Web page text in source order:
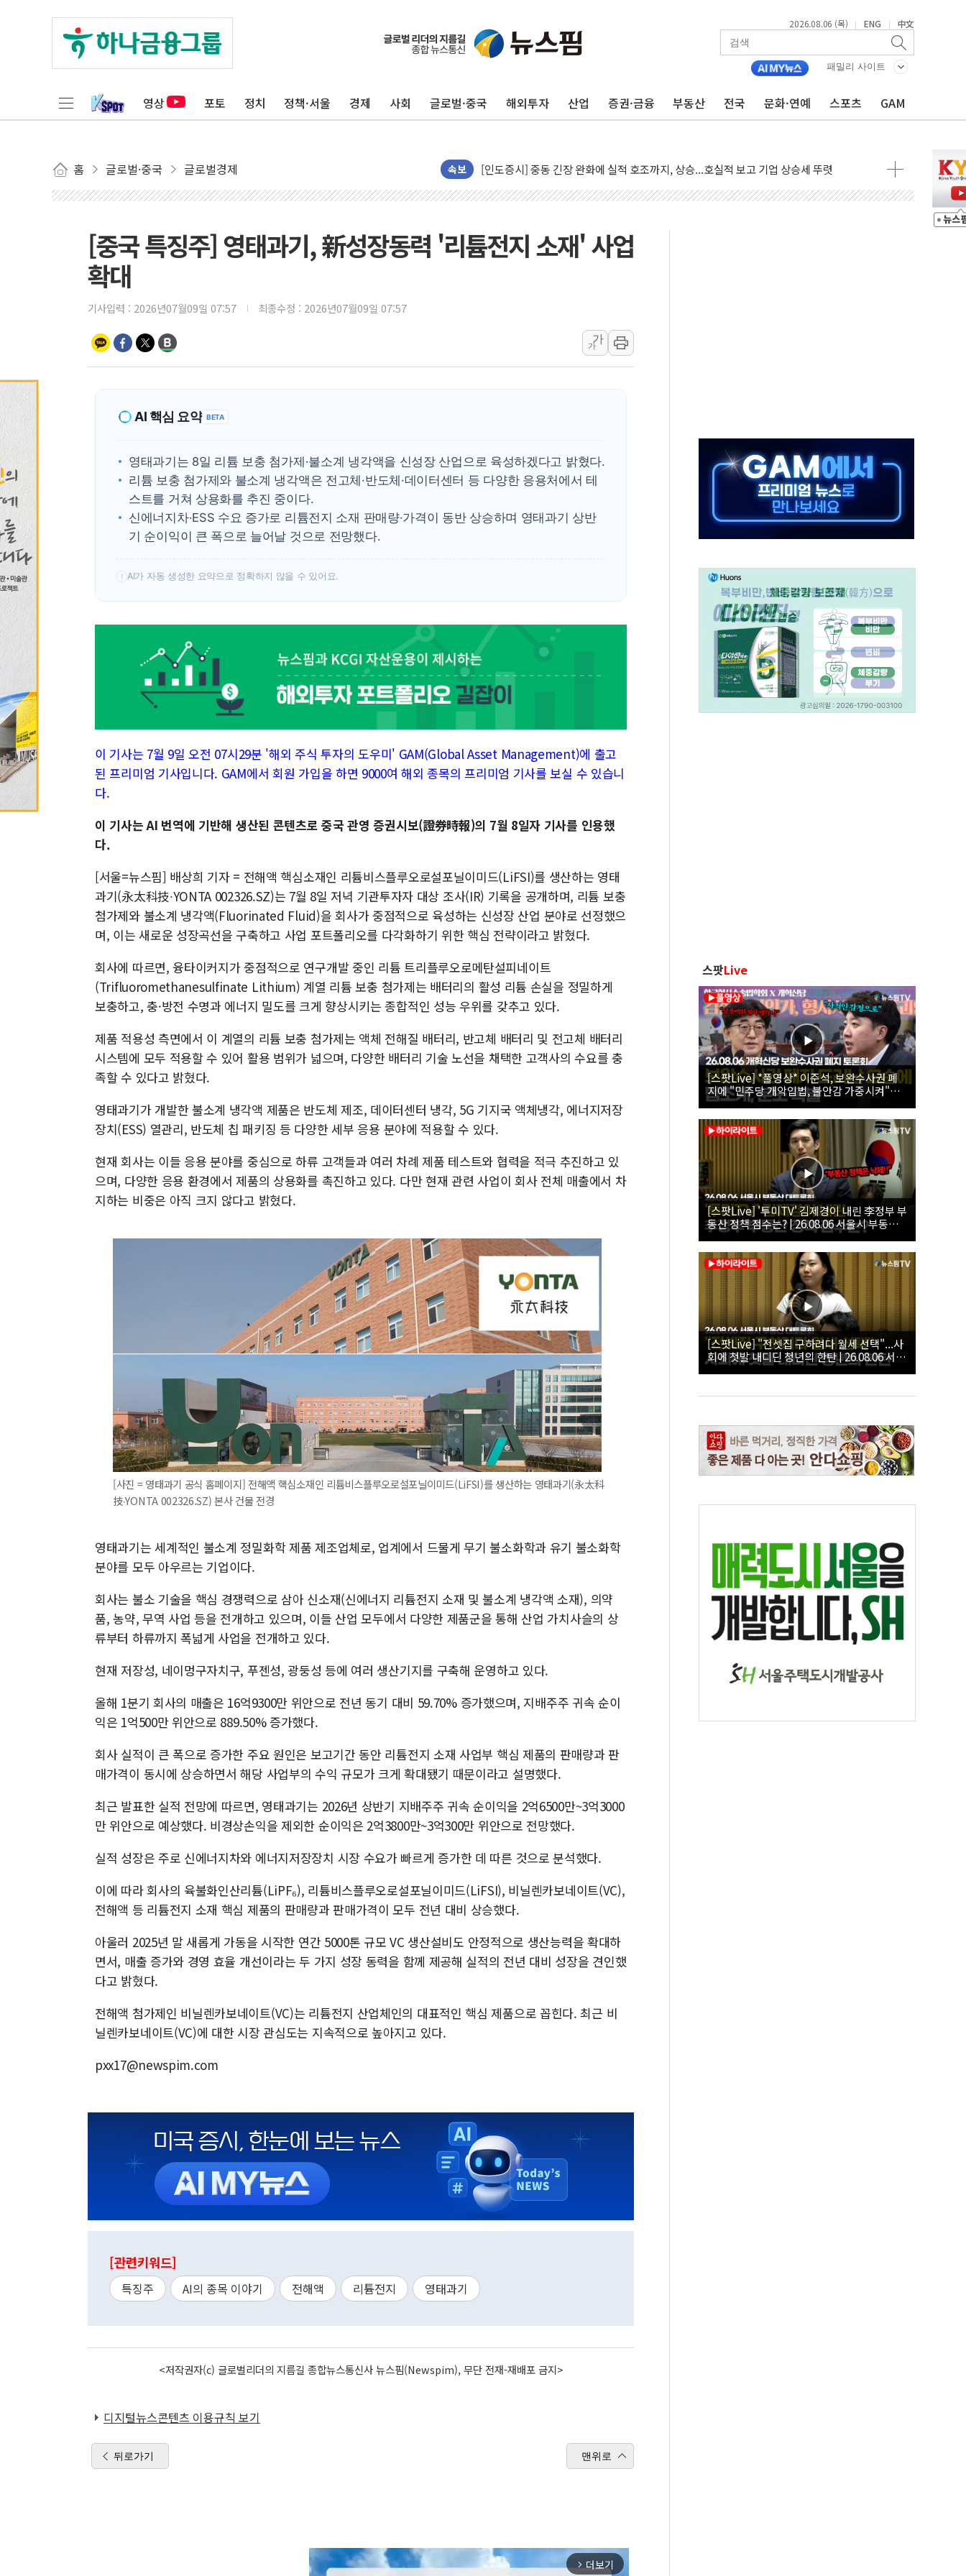
2026.08.06 (목) | ENG | 中文
패밀리 사이트
영상 포토 정치 정책·서울 경제 사회 글로벌·중국 해외투자 산업 증권·금융 부동산 전국 문화·연예 스포츠 GAM
홈 글로벌·중국 글로벌경제 속보
뉴욕증시 개장 전 특징주...모더나·아이온큐·도어대시↑ VS 샌디스크·피그마·앱러빈↓
김정관 장관 "영업이익 N% 성과급 반대…상법·자본시장법 개정 논의"
청와대, 북한 단거리 탄도미사일 발사에 긴급 안보 점검회의
금값 7주 만에 최고…美 고용 둔화·호르무즈 재개방 기대에 강세
러, 1인칭시점 드론으로 우크라 민간인 '사파리' 공격… 시민들 공포감 극대화 전략
[베트남 증시] 지수 하락 속 'DGC' 임시 주총 기대감에 홀로 상한가…마진 잔액은 사상 최고
양주 섬유염색공장서 화재 1명 중상…대응 1단계 진압 중
김정관 산업부 장관 "주 52시간 손봐야, 경쟁상대 中과 비교해야"
동해해경, 독도 해상서 부유물 감긴 어선 구조
주한미군 "오산기지 누출, 백린 아닌 무해한 표면 부식 물질"
[코인 시황] 비트코인, ETF 자금 유입에도 박스권…美 암호화폐 법안 처리 여부도 변수
[중국 특징주] 영태과기, 新성장동력 '리튬전지 소재' 사업
확대
기사입력 : 2026년07월09일 07:57 최종수정 : 2026년07월09일 07:57
가
가
AI 핵심 요약 BETA
영태과기는 8일 리튬 보충 첨가제·불소계 냉각액을 신성장 산업으로 육성하겠다고 밝혔다.
리튬 보충 첨가제와 불소계 냉각액은 전고체·반도체·데이터센터 등 다양한 응용처에서 테
스트를 거쳐 상용화를 추진 중이다.
신에너지차·ESS 수요 증가로 리튬전지 소재 판매량·가격이 동반 상승하며 영태과기 상반
기 순이익이 큰 폭으로 늘어날 것으로 전망했다.
! AI가 자동 생성한 요약으로 정확하지 않을 수 있어요.
이 기사는 7월 9일 오전 07시29분 '해외 주식 투자의 도우미' GAM(Global Asset Management)에 출고
된 프리미엄 기사입니다. GAM에서 회원 가입을 하면 9000여 해외 종목의 프리미엄 기사를 보실 수 있습니
다.
이 기사는 AI 번역에 기반해 생산된 콘텐츠로 중국 관영 증권시보(證券時報)의 7월 8일자 기사를 인용했
다.
[서울=뉴스핌] 배상희 기자 = 전해액 핵심소재인 리튬비스플루오로설포닐이미드(LiFSI)를 생산하는 영태
과기(永太科技∙YONTA 002326.SZ)는 7월 8일 저녁 기관투자자 대상 조사(IR) 기록을 공개하며, 리튬 보충
첨가제와 불소계 냉각액(Fluorinated Fluid)을 회사가 중점적으로 육성하는 신성장 산업 분야로 선정했으
며, 이는 새로운 성장곡선을 구축하고 사업 포트폴리오를 다각화하기 위한 핵심 전략이라고 밝혔다.
회사에 따르면, 융타이커지가 중점적으로 연구개발 중인 리튬 트리플루오로메탄설피네이트
(Trifluoromethanesulfinate Lithium) 계열 리튬 보충 첨가제는 배터리의 활성 리튬 손실을 정밀하게
보충하고, 충·방전 수명과 에너지 밀도를 크게 향상시키는 종합적인 성능 우위를 갖추고 있다.
제품 적용성 측면에서 이 계열의 리튬 보충 첨가제는 액체 전해질 배터리, 반고체 배터리 및 전고체 배터리
시스템에 모두 적용할 수 있어 활용 범위가 넓으며, 다양한 배터리 기술 노선을 채택한 고객사의 수요를 충
족할 수 있다고 밝혔다.
영태과기가 개발한 불소계 냉각액 제품은 반도체 제조, 데이터센터 냉각, 5G 기지국 액체냉각, 에너지저장
장치(ESS) 열관리, 반도체 칩 패키징 등 다양한 세부 응용 분야에 적용할 수 있다.
현재 회사는 이들 응용 분야를 중심으로 하류 고객들과 여러 차례 제품 테스트와 협력을 적극 추진하고 있
으며, 다양한 응용 환경에서 제품의 상용화를 촉진하고 있다. 다만 현재 관련 사업이 회사 전체 매출에서 차
지하는 비중은 아직 크지 않다고 밝혔다.
[사진 = 영태과기 공식 홈페이지] 전해액 핵심소재인 리튬비스플루오로설포닐이미드(LiFSI)를 생산하는 영태과기(永太科
技∙YONTA 002326.SZ) 본사 건물 전경
영태과기는 세계적인 불소계 정밀화학 제품 제조업체로, 업계에서 드물게 무기 불소화학과 유기 불소화학
분야를 모두 아우르는 기업이다.
회사는 불소 기술을 핵심 경쟁력으로 삼아 신소재(신에너지 리튬전지 소재 및 불소계 냉각액 소재), 의약
품, 농약, 무역 사업 등을 전개하고 있으며, 이들 산업 모두에서 다양한 제품군을 통해 산업 가치사슬의 상
류부터 하류까지 폭넓게 사업을 전개하고 있다.
현재 저장성, 네이멍구자치구, 푸젠성, 광둥성 등에 여러 생산기지를 구축해 운영하고 있다.
올해 1분기 회사의 매출은 16억9300만 위안으로 전년 동기 대비 59.70% 증가했으며, 지배주주 귀속 순이
익은 1억500만 위안으로 889.50% 증가했다.
회사 실적이 큰 폭으로 증가한 주요 원인은 보고기간 동안 리튬전지 소재 사업부 핵심 제품의 판매량과 판
매가격이 동시에 상승하면서 해당 사업부의 수익 규모가 크게 확대됐기 때문이라고 설명했다.
최근 발표한 실적 전망에 따르면, 영태과기는 2026년 상반기 지배주주 귀속 순이익을 2억6500만~3억3000
만 위안으로 예상했다. 비경상손익을 제외한 순이익은 2억3800만~3억300만 위안으로 전망했다.
실적 성장은 주로 신에너지차와 에너지저장장치 시장 수요가 빠르게 증가한 데 따른 것으로 분석했다.
이에 따라 회사의 육불화인산리튬(LiPF₆), 리튬비스플루오로설포닐이미드(LiFSI), 비닐렌카보네이트(VC),
전해액 등 리튬전지 소재 핵심 제품의 판매량과 판매가격이 모두 전년 대비 상승했다.
아울러 2025년 말 새롭게 가동을 시작한 연간 5000톤 규모 VC 생산설비도 안정적으로 생산능력을 확대하
면서, 매출 증가와 경영 효율 개선이라는 두 가지 성장 동력을 함께 제공해 실적의 전년 대비 성장을 견인했
다고 밝혔다.
전해액 첨가제인 비닐렌카보네이트(VC)는 리튬전지 산업체인의 대표적인 핵심 제품으로 꼽힌다. 최근 비
닐렌카보네이트(VC)에 대한 시장 관심도는 지속적으로 높아지고 있다.
pxx17@newspim.com
[관련키워드]
특징주 AI의 종목 이야기 전해액 리튬전지 영태과기
<저작권자(c) 글로벌리더의 지름길 종합뉴스통신사 뉴스핌(Newspim), 무단 전재-재배포 금지>
디지털뉴스콘텐츠 이용규칙 보기
뒤로가기 맨위로
arrow_forward_ios 더보기
스팟Live
[스팟Live] *풀영상* 이준석, 보완수사권 폐
지에 "민주당 개악입법, 불안감 가중시켜"｜
26.08.06 개혁신당 보완수사권 폐지 토론회
[스팟Live] '투미TV' 김제경이 내린 李정부 부
동산 정책 점수는? | 26.08.06 서울시 부동산
대토론회
[스팟Live] "전셋집 구하려다 월세 선택"...사
회에 첫발 내디딘 청년의 한탄 | 26.08.06 서울
시 부동산 대토론회